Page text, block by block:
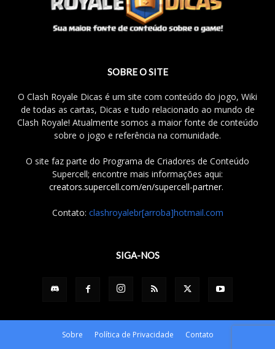
SOBRE O SITE
O Clash Royale Dicas é um site com conteúdo do jogo, Wiki
de todas as cartas, Dicas e tudo relacionado ao mundo de
Clash Royale! Atualmente somos a maior fonte de conteúdo
sobre o jogo e referência na comunidade.
O site faz parte do Programa de Criadores de Conteúdo
Supercell; encontre mais informações aqui:
creators.supercell.com/en/supercell-partner.
Contato: clashroyalebr[arroba]hotmail.com
SIGA-NOS
Sobre Política de Privacidade Contato